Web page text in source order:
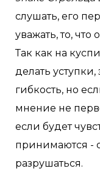
слушать, его
уважать, то, что
Так как на
делать
гибкость, но
мнение не
если будет
принимаются -
разрушаться.